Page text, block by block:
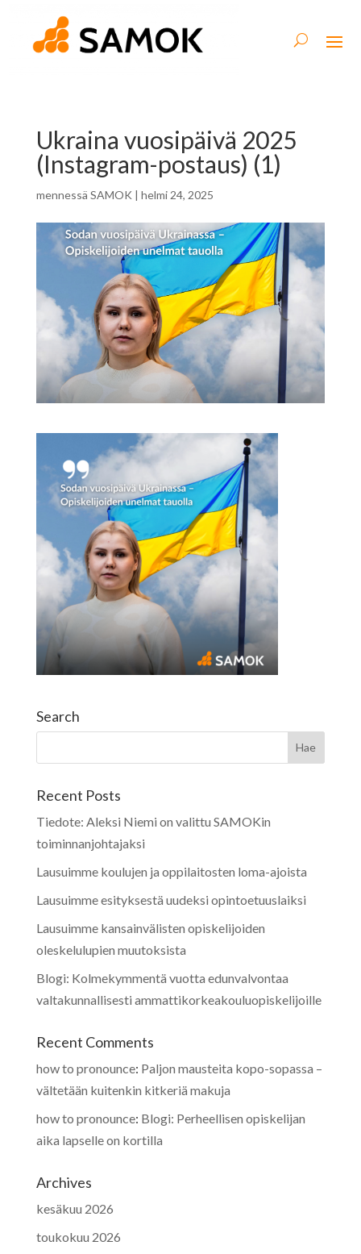
Ukraina vuosipäivä 2025
(Instagram-postaus) (1)
mennessä SAMOK | helmi 24, 2025
Search
Recent Posts
Tiedote: Aleksi Niemi on valittu SAMOKin
toiminnanjohtajaksi
Lausuimme koulujen ja oppilaitosten loma-ajoista
Lausuimme esityksestä uudeksi opintoetuuslaiksi
Lausuimme kansainvälisten opiskelijoiden
oleskelulupien muutoksista
Blogi: Kolmekymmentä vuotta edunvalvontaa
valtakunnallisesti ammattikorkeakouluopiskelijoille
Recent Comments
how to pronounce: Paljon mausteita kopo-sopassa –
vältetään kuitenkin kitkeriä makuja
how to pronounce: Blogi: Perheellisen opiskelijan
aika lapselle on kortilla
Archives
kesäkuu 2026
toukokuu 2026